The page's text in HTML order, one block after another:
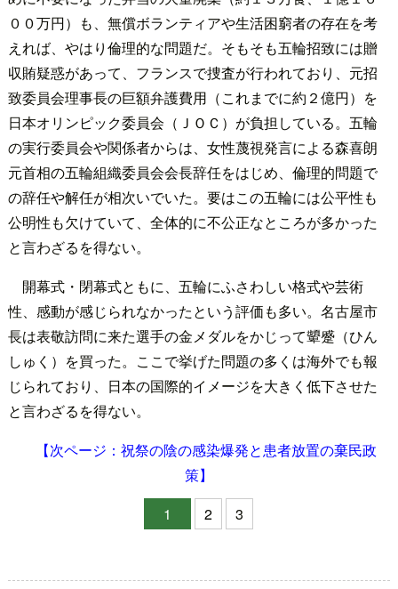
００万円）も、無償ボランティアや生活困窮者の存在を考
えれば、やはり倫理的な問題だ。そもそも五輪招致には贈
収賄疑惑があって、フランスで捜査が行われており、元招
致委員会理事長の巨額弁護費用（これまでに約２億円）を
日本オリンピック委員会（ＪＯＣ）が負担している。五輪
の実行委員会や関係者からは、女性蔑視発言による森喜朗
元首相の五輪組織委員会会長辞任をはじめ、倫理的問題で
の辞任や解任が相次いでいた。要はこの五輪には公平性も
公明性も欠けていて、全体的に不公正なところが多かった
と言わざるを得ない。
開幕式・閉幕式ともに、五輪にふさわしい格式や芸術
性、感動が感じられなかったという評価も多い。名古屋市
長は表敬訪問に来た選手の金メダルをかじって顰蹙（ひん
しゅく）を買った。ここで挙げた問題の多くは海外でも報
じられており、日本の国際的イメージを大きく低下させた
と言わざるを得ない。
【次ページ：祝祭の陰の感染爆発と患者放置の棄民政
策】
1
2 3